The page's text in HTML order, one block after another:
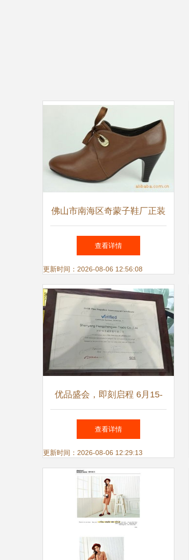
佛山市南海区奇蒙子鞋厂正装
鞋产品系列一览
查看详情
更新时间：2026-08-06 12:56:08
优品盛会，即刻启程 6月15-
17日，邀您现场探寻鞋服箱包
好物
查看详情
更新时间：2026-08-06 12:29:13